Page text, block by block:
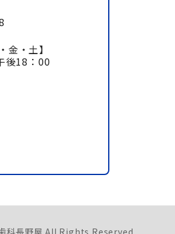
金・土】
後18：00
長野屋 All Rights Reserved.